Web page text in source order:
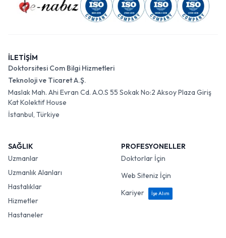
İLETİŞİM
Doktorsitesi Com Bilgi Hizmetleri
Teknoloji ve Ticaret A.Ş.
Maslak Mah. Ahi Evran Cd. A.O.S 55 Sokak No:2 Aksoy Plaza Giriş
Kat Kolektif House
İstanbul, Türkiye
SAĞLIK
Uzmanlar
Uzmanlık Alanları
Hastalıklar
Hizmetler
Hastaneler
PROFESYONELLER
Doktorlar İçin
Web Siteniz İçin
Kariyer
İşe Alım